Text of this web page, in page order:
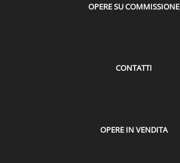
OPERE SU COMMISSIONE
CONTATTI
OPERE IN VENDITA